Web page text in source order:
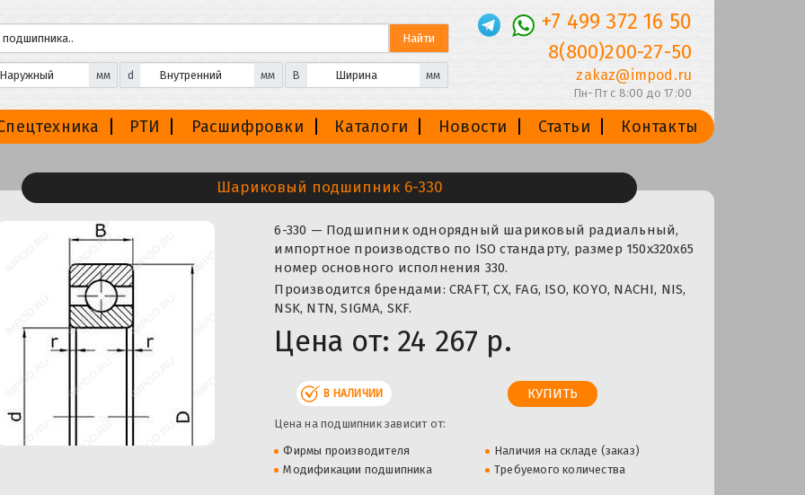
мм d мм B мм
+7 499 372 16 50
8(800)200-27-50
zakaz@impod.ru
Пн-Пт с 8:00 до 17:00
РТИ Расшифровки Каталоги Новости Статьи Контакты
Шариковый подшипник 6-330
6-330 — Подшипник однорядный шариковый радиальный,
импортное производство по ISO стандарту, размер 150x320x65
номер основного исполнения 330.
Производится брендами: CRAFT, CX, FAG, ISO, KOYO, NACHI, NIS,
NSK, NTN, SIGMA, SKF.
Цена от: 24 267 р.
В НАЛИЧИИ
Цена на подшипник зависит от:
Фирмы производителя
Наличия на складе (заказ)
Модификации подшипника
Требуемого количества